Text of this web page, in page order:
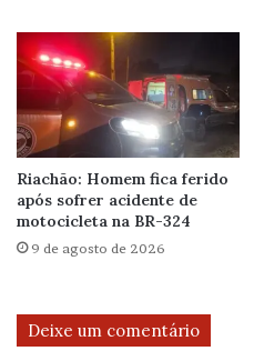
Riachão: Homem fica ferido
após sofrer acidente de
motocicleta na BR-324
9 de agosto de 2026
Deixe um comentário